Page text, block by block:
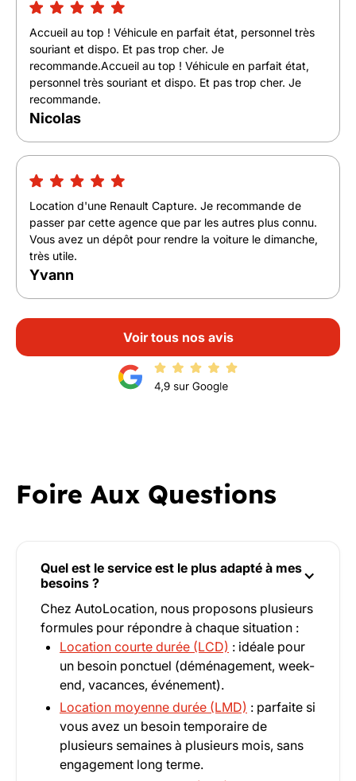
Accueil au top ! Véhicule en parfait état, personnel très
souriant et dispo. Et pas trop cher. Je
recommande.Accueil au top ! Véhicule en parfait état,
personnel très souriant et dispo. Et pas trop cher. Je
recommande.
Nicolas
Location d'une Renault Capture. Je recommande de
passer par cette agence que par les autres plus connu.
Vous avez un dépôt pour rendre la voiture le dimanche,
très utile.
Yvann
Voir tous nos avis
Foire Aux Questions
Quel est le service est le plus adapté à mes
besoins ?
Chez AutoLocation, nous proposons plusieurs
formules pour répondre à chaque situation :
Location courte durée (LCD) : idéale pour
un besoin ponctuel (déménagement, week-
end, vacances, événement).
Location moyenne durée (LMD) : parfaite si
vous avez un besoin temporaire de
plusieurs semaines à plusieurs mois, sans
engagement long terme.